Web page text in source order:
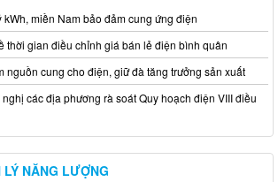
kWh, miền Nam bảo đảm cung ứng điện
thời gian điều chỉnh giá bán lẻ điện bình quân
nguồn cung cho điện, giữ đà tăng trưởng sản xuất
các địa phương rà soát Quy hoạch điện VIII điều
NĂNG LƯỢNG